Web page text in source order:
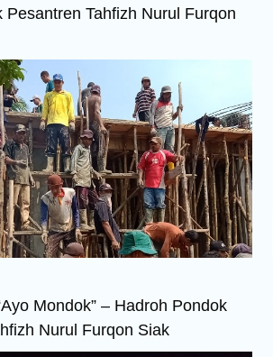
Pesantren Tahfizh Nurul Furqon
Mondok” – Hadroh Pondok
Nurul Furqon Siak